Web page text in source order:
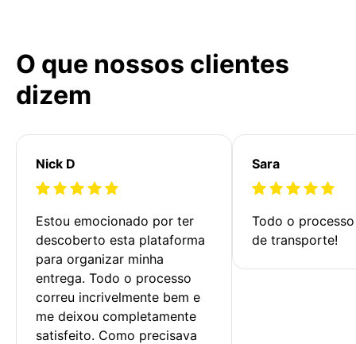
O que nossos clientes
dizem
Nick D
Estou emocionado por ter
descoberto esta plataforma
para organizar minha
entrega. Todo o processo
correu incrivelmente bem e
me deixou completamente
satisfeito. Como precisava
Sara
Todo o
de transporte!